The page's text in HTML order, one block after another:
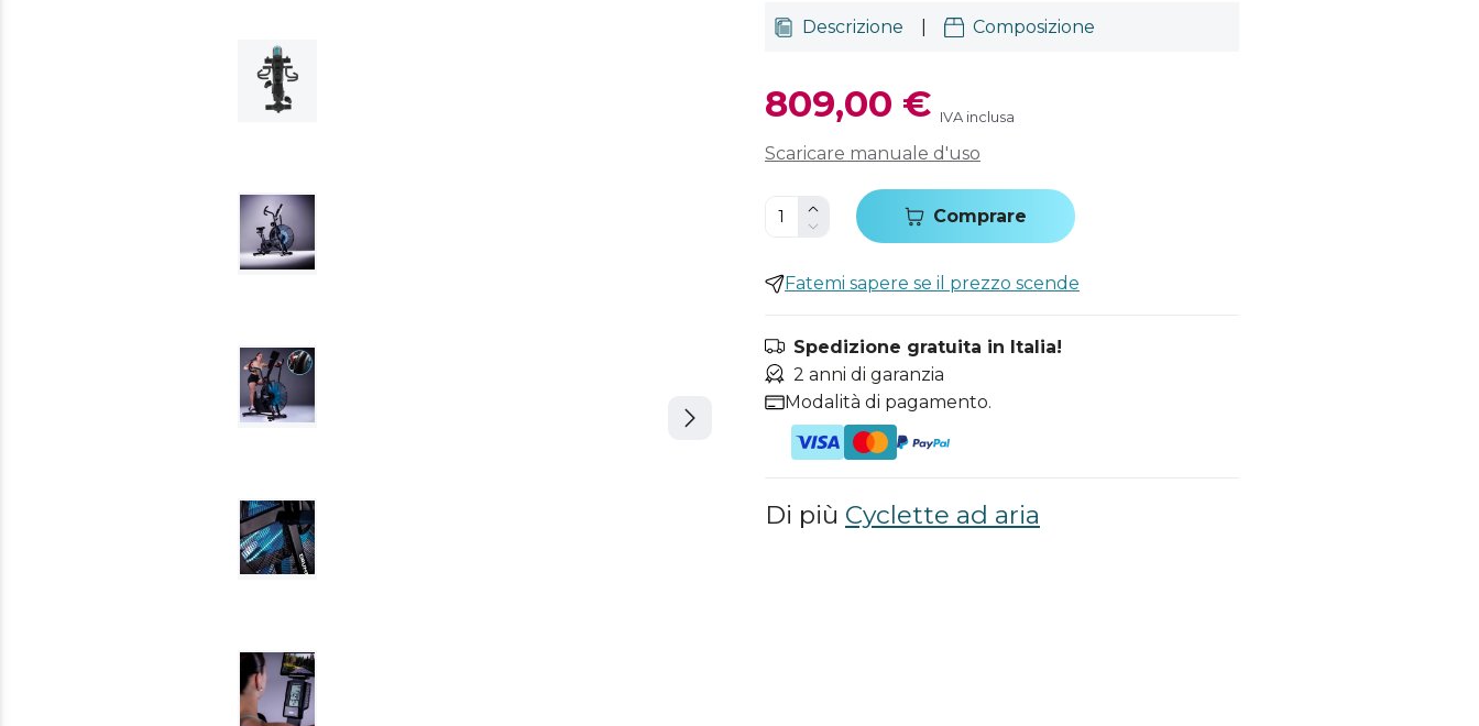
Descrizione Composizione
809,00 € IVA inclusa
Scaricare manuale d'uso
Comprare
Fatemi sapere se il prezzo scende
Spedizione gratuita in Italia!
2 anni di garanzia
Modalità di pagamento.
Di più Cyclette ad aria